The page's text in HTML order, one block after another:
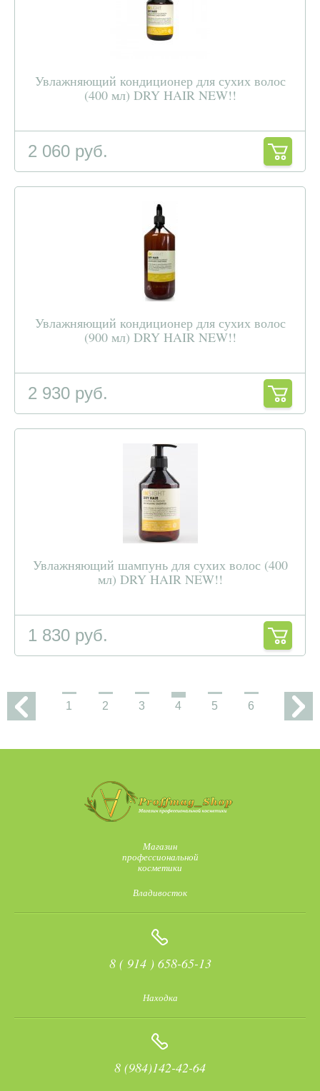
Увлажняющий кондиционер для сухих волос
(400 мл) DRY HAIR NEW!!
2 060 руб.
Увлажняющий кондиционер для сухих волос
(900 мл) DRY HAIR NEW!!
2 930 руб.
Увлажняющий шампунь для сухих волос (400
мл) DRY HAIR NEW!!
1 830 руб.
1 2 3 4 5 6
Магазин
профессиональной
косметики
Владивосток
8 ( 914 ) 658-65-13
Находка
8 (984)142-42-64